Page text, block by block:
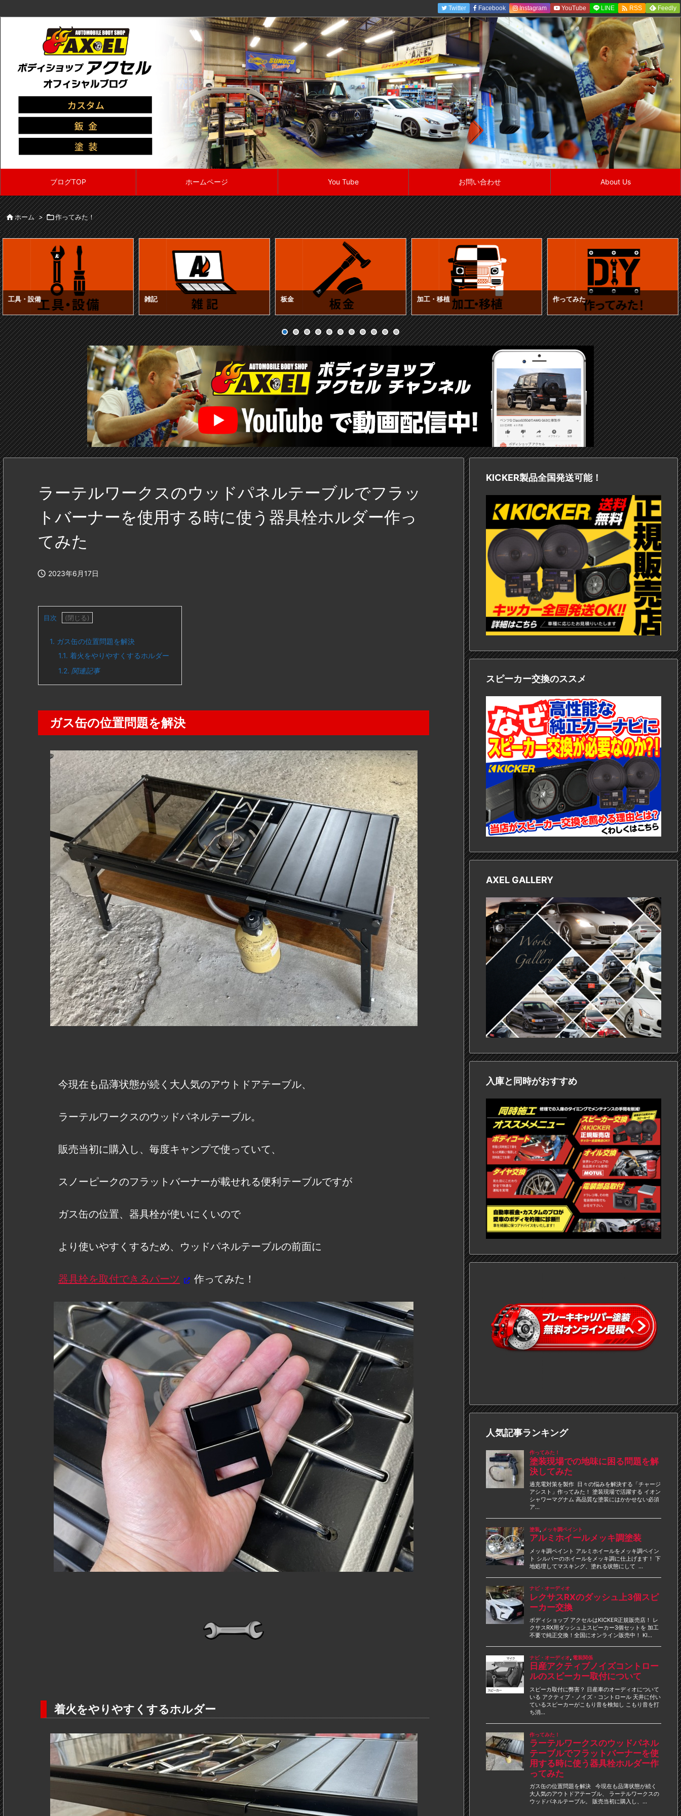
ブログTOP ホームページ You Tube お問い合わせ About Us
Twitter Facebook Instagram YouTube LINE  RSS Feedly
ホーム > 作ってみた！
工具・設備 雑記 板金 加工・移植 作ってみた
ラーテルワークスのウッドパネルテーブルでフラッ
トバーナーを使用する時に使う器具栓ホルダー作っ
てみた
 2023年6月17日
目次
1. ガス缶の位置問題を解決
1.1. 着火をやりやすくするホルダー
1.2. 関連記事
ガス缶の位置問題を解決
今現在も品薄状態が続く大人気のアウトドアテーブル、
ラーテルワークスのウッドパネルテーブル。
販売当初に購入し、毎度キャンプで使っていて、
スノーピークのフラットバーナーが載せれる便利テーブルですが
ガス缶の位置、器具栓が使いにくいので
より使いやすくするため、ウッドパネルテーブルの前面に
器具栓を取付できるパーツ 作ってみた！
着火をやりやすくするホルダー
KICKER製品全国発送可能！
スピーカー交換のススメ
AXEL GALLERY
入庫と同時がおすすめ
人気記事ランキング